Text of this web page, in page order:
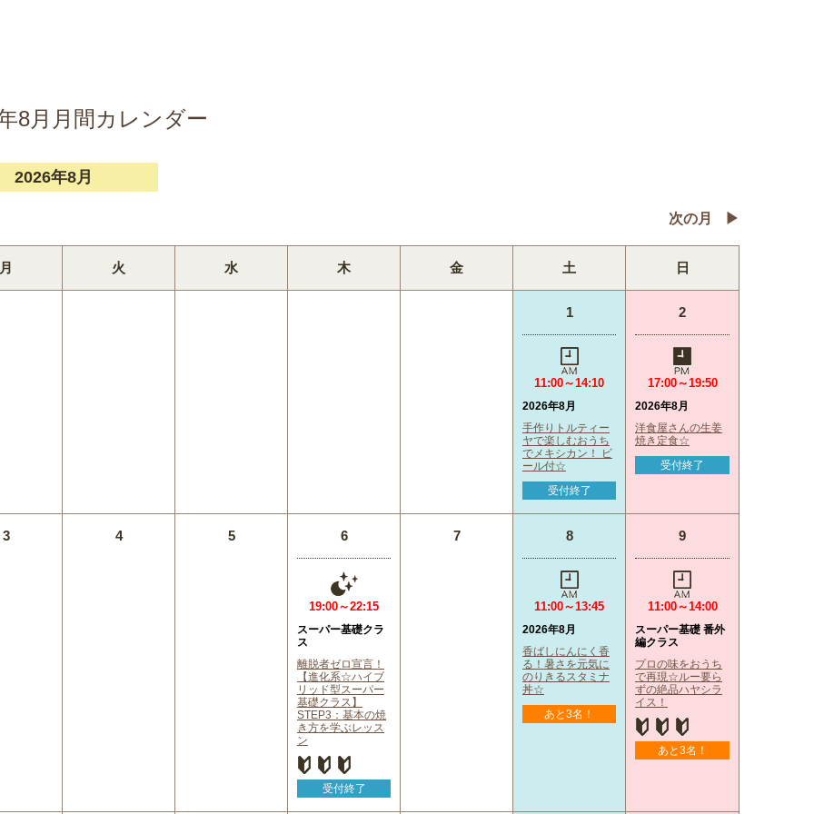
8月月間カレンダー
2026年8月
次の月
月 火 水 木 金 土 日
1
11:00～14:10
2026年8月
手作りトルティー
ヤで楽しむおうち
でメキシカン！ ビ
ール付☆
受付終了
2
17:00～19:50
2026年8月
洋食屋さんの生姜
焼き定食☆
受付終了
3 4 5 6
19:00～22:15
スーパー基礎クラ
ス
離脱者ゼロ宣言！
【進化系☆ハイブ
リッド型スーパー
基礎クラス】
STEP3：基本の焼
き方を学ぶレッス
ン
受付終了
7 8
11:00～13:45
2026年8月
香ばしにんにく香
る！暑さを元気に
のりきるスタミナ
丼☆
あと3名！
9
11:00～14:00
スーパー基礎 番外
編クラス
プロの味をおうち
で再現☆ルー要ら
ずの絶品ハヤシラ
イス！
あと3名！